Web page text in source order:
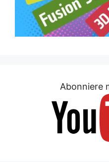
Abonniere